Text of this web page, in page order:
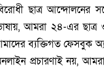
ছাত্র আন্দোলনের
আমরা ২৪-এর
ব্যক্তিগত ফেসবুক
প্রচারণাই নয়, আমরা